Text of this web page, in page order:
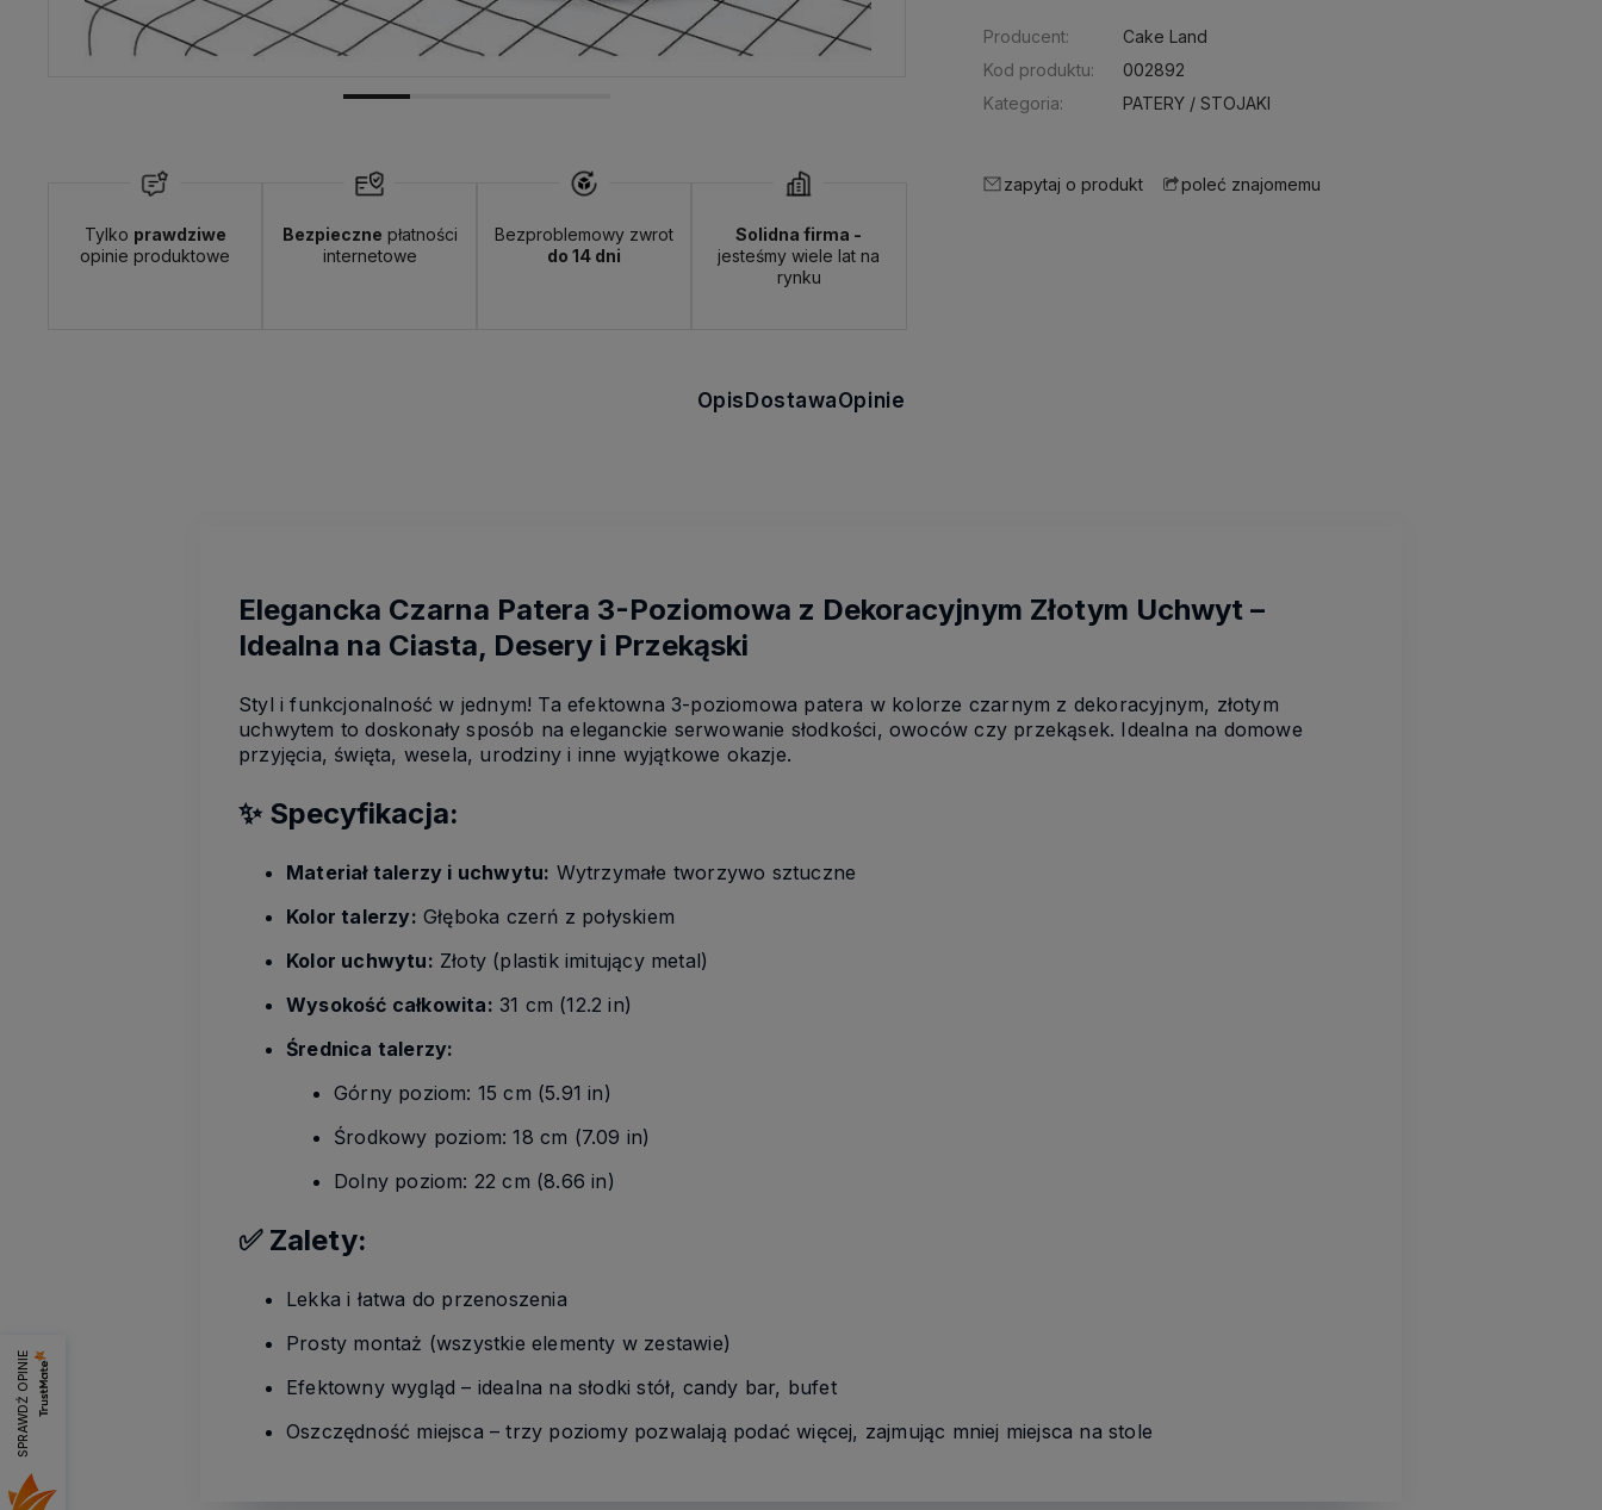
Tylko prawdziwe
opinie produktowe
Bezpieczne płatności
internetowe
Bezproblemowy zwrot
do 14 dni
Solidna firma -
jesteśmy wiele lat na
rynku
Producent:
Cake Land
Kod produktu:
002892
Kategoria:
PATERY / STOJAKI
zapytaj o produkt poleć znajomemu
OpisDostawaOpinie
Elegancka Czarna Patera 3-Poziomowa z Dekoracyjnym Złotym Uchwyt –
Idealna na Ciasta, Desery i Przekąski
Styl i funkcjonalność w jednym! Ta efektowna 3-poziomowa patera w kolorze czarnym z dekoracyjnym, złotym
uchwytem to doskonały sposób na eleganckie serwowanie słodkości, owoców czy przekąsek. Idealna na domowe
przyjęcia, święta, wesela, urodziny i inne wyjątkowe okazje.
✨ Specyfikacja:
Materiał talerzy i uchwytu: Wytrzymałe tworzywo sztuczne
Kolor talerzy: Głęboka czerń z połyskiem
Kolor uchwytu: Złoty (plastik imitujący metal)
Wysokość całkowita: 31 cm (12.2 in)
Średnica talerzy:
Górny poziom: 15 cm (5.91 in)
Środkowy poziom: 18 cm (7.09 in)
Dolny poziom: 22 cm (8.66 in)
✅ Zalety:
Lekka i łatwa do przenoszenia
Prosty montaż (wszystkie elementy w zestawie)
Efektowny wygląd – idealna na słodki stół, candy bar, bufet
Oszczędność miejsca – trzy poziomy pozwalają podać więcej, zajmując mniej miejsca na stole
SPRAWDŹ OPINIE